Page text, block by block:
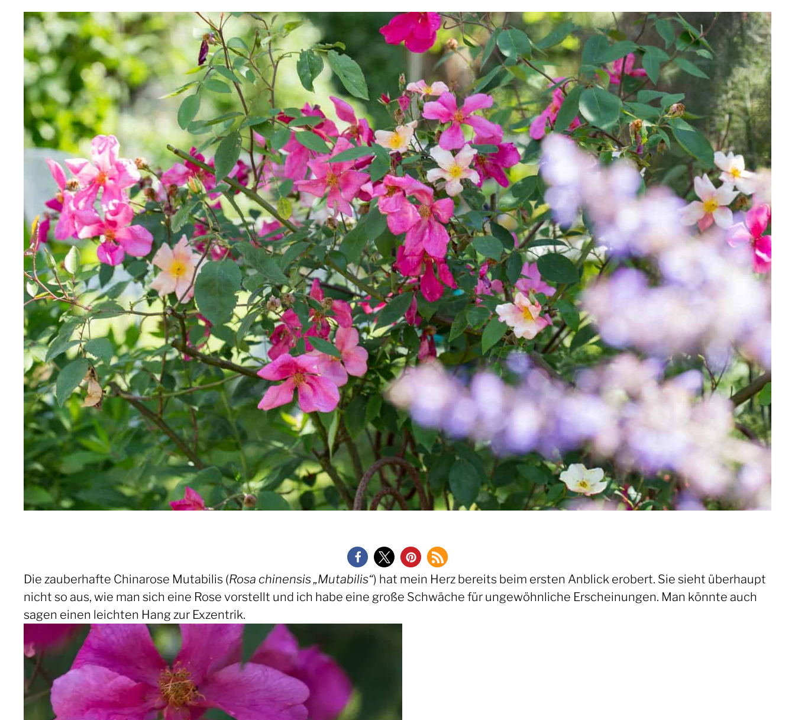
Die zauberhafte Chinarose Mutabilis (Rosa chinensis „Mutabilis“) hat mein Herz bereits beim ersten Anblick erobert. Sie sieht überhaupt
nicht so aus, wie man sich eine Rose vorstellt und ich habe eine große Schwäche für ungewöhnliche Erscheinungen. Man könnte auch
sagen einen leichten Hang zur Exzentrik.